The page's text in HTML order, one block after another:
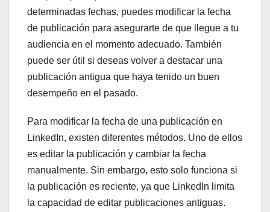
determinadas fechas, puedes modificar la fecha
de publicación para asegurarte de que llegue a tu
audiencia en el momento adecuado. También
puede ser útil si deseas volver a destacar una
publicación antigua que haya tenido un buen
desempeño en el pasado.
Para modificar la fecha de una publicación en
LinkedIn, existen diferentes métodos. Uno de ellos
es editar la publicación y cambiar la fecha
manualmente. Sin embargo, esto solo funciona si
la publicación es reciente, ya que LinkedIn limita
la capacidad de editar publicaciones antiguas.